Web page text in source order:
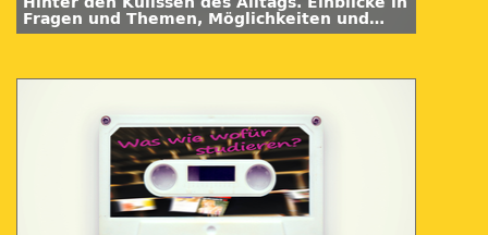
Fragen und Themen, Möglichkeiten und
Potenziale der